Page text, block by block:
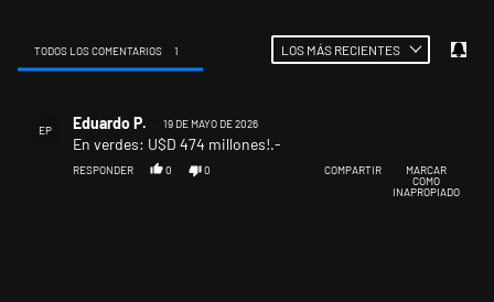
TODOS LOS COMENTARIOS 1 LOS MÁS RECIENTES
EP Eduardo P. 19 DE MAYO DE 2026
En verdes: U$D 474 millones!.-
RESPONDER 0 0 COMPARTIR
MARCAR
COMO
INAPROPIADO